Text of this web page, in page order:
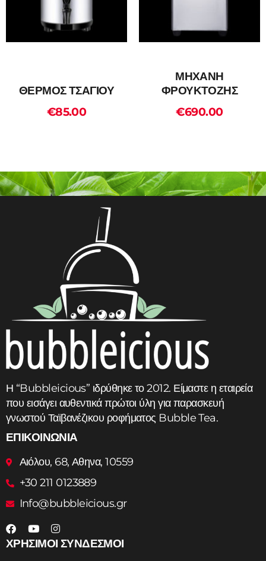
ADD TO CART
ΘΕΡΜΟΣ ΤΣΑΓΙΟΥ
€85.00
ADD TO CART
ΜΗΧΑΝΗ
ΦΡΟΥΚΤΟΖΗΣ
€690.00
Η “Bubbleicious” ιδρύθηκε το 2012. Είμαστε η εταιρεία
που εισάγει αυθεντικά πρώτοι ύλη για παρασκευή
γνωστού Ταϊβανέζικου ροφήματος Bubble Tea.
ΕΠΙΚΟΙΝΩΝΙΑ
Αιόλου, 68, Αθηνα, 10559
+30 211 0123889
Info@bubbleicious.gr
ΧΡΗΣΙΜΟΙ ΣΥΝΔΕΣΜΟΙ